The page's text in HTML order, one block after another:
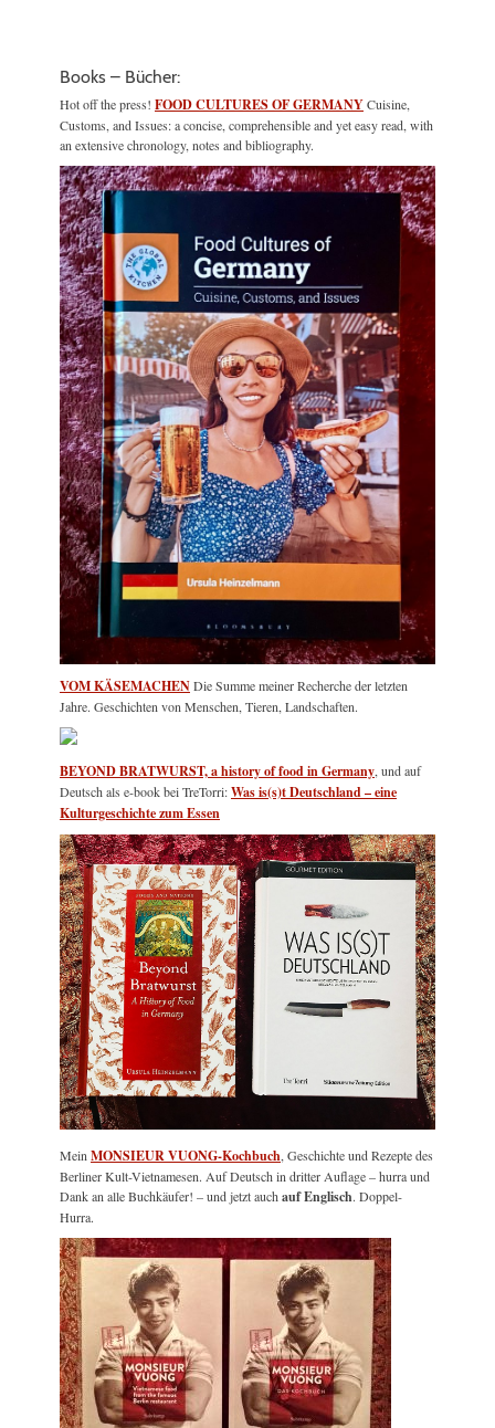
Books – Bücher:
Hot off the press! FOOD CULTURES OF GERMANYCuisine,
Customs, and Issues: a concise, comprehensible and yet easy read, with
an extensive chronology, notes and bibliography.
VOM KÄSEMACHENDie Summe meiner Recherche der letzten
Jahre. Geschichten von Menschen, Tieren, Landschaften.
BEYOND BRATWURST, a history of food in Germany, und auf
Deutsch als e-book bei TreTorri:Was is(s)t Deutschland – eine
Kulturgeschichte zum Essen
MeinMONSIEUR VUONG-Kochbuch, Geschichte und Rezepte des
Berliner Kult-Vietnamesen. Auf Deutsch in dritter Auflage – hurra und
Dank an alle Buchkäufer! – und jetzt auchauf Englisch. Doppel-
Hurra.